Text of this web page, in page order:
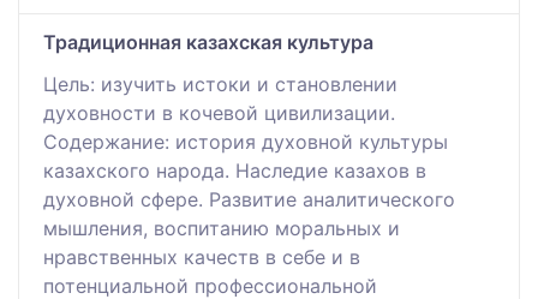
Традиционная казахская культура
Цель: изучить истоки и становлении
духовности в кочевой цивилизации.
Содержание: история духовной культуры
казахского народа. Наследие казахов в
духовной сфере. Развитие аналитического
мышления, воспитанию моральных и
нравственных качеств в себе и в
потенциальной профессиональной